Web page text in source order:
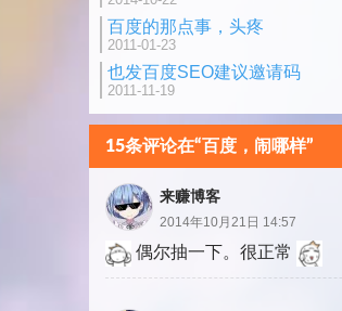
百度的那点事，头疼
2011-01-23
也发百度SEO建议邀请码
2011-11-19
15条评论在“百度，闹哪样”
来赚博客
2014年10月21日 14:57
偶尔抽一下。很正常